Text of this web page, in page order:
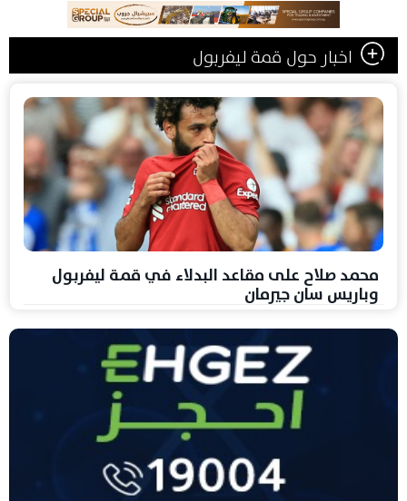
اخبار حول قمة ليفربول
محمد صلاح على مقاعد البدلاء في قمة ليفربول
وباريس سان جيرمان